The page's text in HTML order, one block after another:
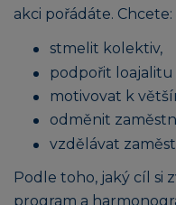
akci pořádáte. Chcete:
stmelit kolektiv,
podpořit loajalitu
motivovat k
odměnit
vzdělávat
Podle toho, jaký cíl si
program a